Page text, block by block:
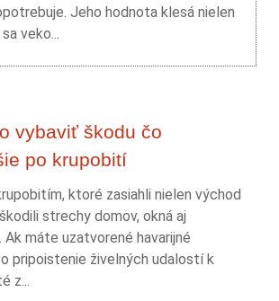
Jeho hodnota klesá nielen
veko...
vybaviť škodu čo
po krupobití
ktoré zasiahli nielen východ
strechy domov, okná aj
máte uzatvorené havarijné
pripoistenie živelných udalostí k
z...